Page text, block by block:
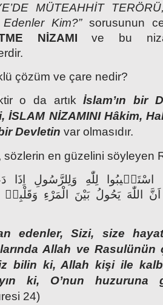
MÜTEAHHİT
Edenler Kim?”sorusunun
NİZAMI ve bu
çözüm ve çare nedir?
o da artıkİslam’ın bir
İSLAM NİZAMINI Hâkim,
Devletin var olmasıdır.
sözlerin en güzelini söyleyen
اسْتَجٖيبُوا لِلّٰهِ وَلِلرَّسُولِ اِذَا
يَحُولُ بَيْنَ الْمَرْءِ وَقَلْبِهٖ
edenler, Sizi, size
Allah ve Rasulünün
bilin ki, Allah kişi ile
ki, O’nun huzuruna
24)